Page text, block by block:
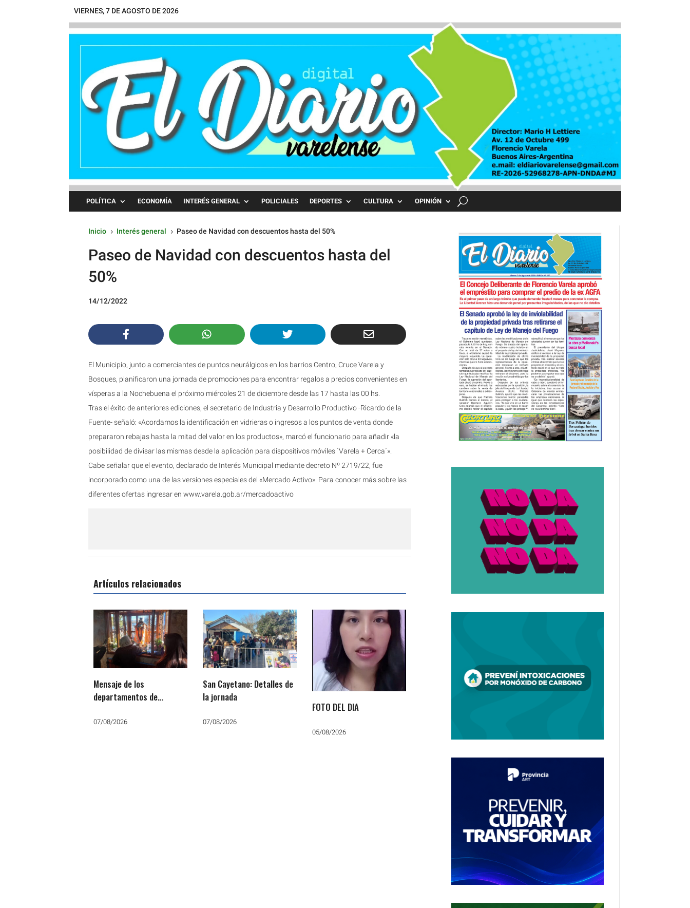
VIERNES, 7 DE AGOSTO DE 2026
POLÍTICA ECONOMÍA INTERÉS GENERAL POLICIALES DEPORTES CULTURA OPINIÓN
Inicio 5 Interés general 5 Paseo de Navidad con descuentos hasta del 50%
Paseo de Navidad con descuentos hasta del
50%
14/12/2022
El Municipio, junto a comerciantes de puntos neurálgicos en los barrios Centro, Cruce Varela y
Bosques, planificaron una jornada de promociones para encontrar regalos a precios convenientes en
vísperas a la Nochebuena el próximo miércoles 21 de diciembre desde las 17 hasta las 00 hs.
Tras el éxito de anteriores ediciones, el secretario de Industria y Desarrollo Productivo -Ricardo de la
Fuente- señaló: «Acordamos la identificación en vidrieras o ingresos a los puntos de venta donde
prepararon rebajas hasta la mitad del valor en los productos», marcó el funcionario para añadir «la
posibilidad de divisar las mismas desde la aplicación para dispositivos móviles `Varela + Cerca´».
Cabe señalar que el evento, declarado de Interés Municipal mediante decreto Nº 2719/22, fue
incorporado como una de las versiones especiales del «Mercado Activo». Para conocer más sobre las
diferentes ofertas ingresar en www.varela.gob.ar/mercadoactivo
Artículos relacionados
Mensaje de los
departamentos de
Paz por San Cayetano:
07/08/2026
San Cayetano: Detalles de
la jornada
07/08/2026
FOTO DEL DIA
05/08/2026